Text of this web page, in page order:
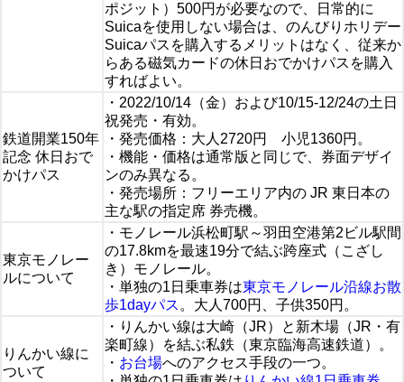
ポジット）500円が必要なので、日常的に
Suicaを使用しない場合は、のんびりホリデー
Suicaパスを購入するメリットはなく、従来か
らある磁気カードの休日おでかけパスを購入
すればよい。
鉄道開業150年
記念 休日おで
かけパス
・2022/10/14（金）および10/15-12/24の土日
祝発売・有効。
・発売価格：大人2720円 小児1360円。
・機能・価格は通常版と同じで、券面デザイ
ンのみ異なる。
・発売場所：フリーエリア内の JR 東日本の
主な駅の指定席 券売機。
東京モノレー
ルについて
・モノレール浜松町駅～羽田空港第2ビル駅間
の17.8kmを最速19分で結ぶ跨座式（こざし
き）モノレール。
・単独の1日乗車券は東京モノレール沿線お散
歩1dayパス 。大人700円、子供350円。
りんかい線に
ついて
・りんかい線は大崎（JR）と新木場（JR・有
楽町線）を結ぶ私鉄（東京臨海高速鉄道）。
・ お台場へのアクセス手段の一つ。